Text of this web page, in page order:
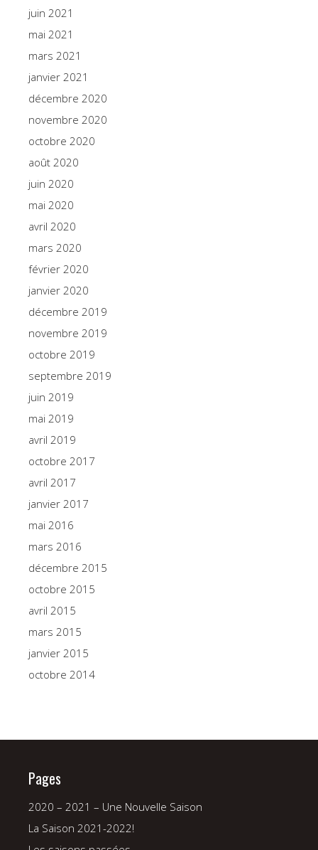
juin 2021
mai 2021
mars 2021
janvier 2021
décembre 2020
novembre 2020
octobre 2020
août 2020
juin 2020
mai 2020
avril 2020
mars 2020
février 2020
janvier 2020
décembre 2019
novembre 2019
octobre 2019
septembre 2019
juin 2019
mai 2019
avril 2019
octobre 2017
avril 2017
janvier 2017
mai 2016
mars 2016
décembre 2015
octobre 2015
avril 2015
mars 2015
janvier 2015
octobre 2014
Pages
2020 – 2021 – Une Nouvelle Saison
La Saison 2021-2022!